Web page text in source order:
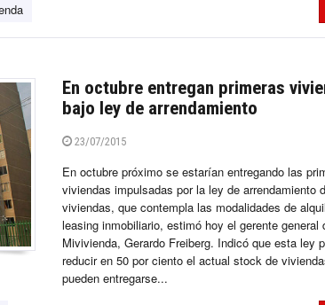
En octubre entregan primeras
bajo ley de arrendamiento
23/07/2015
En octubre próximo se estarían entregando las
viviendas impulsadas por la ley de arrendamiento
viviendas, que contempla las modalidades de
leasing inmobiliario, estimó hoy el gerente general
Mivivienda, Gerardo Freiberg. Indicó que esta ley
reducir en 50 por ciento el actual stock de
pueden entregarse...